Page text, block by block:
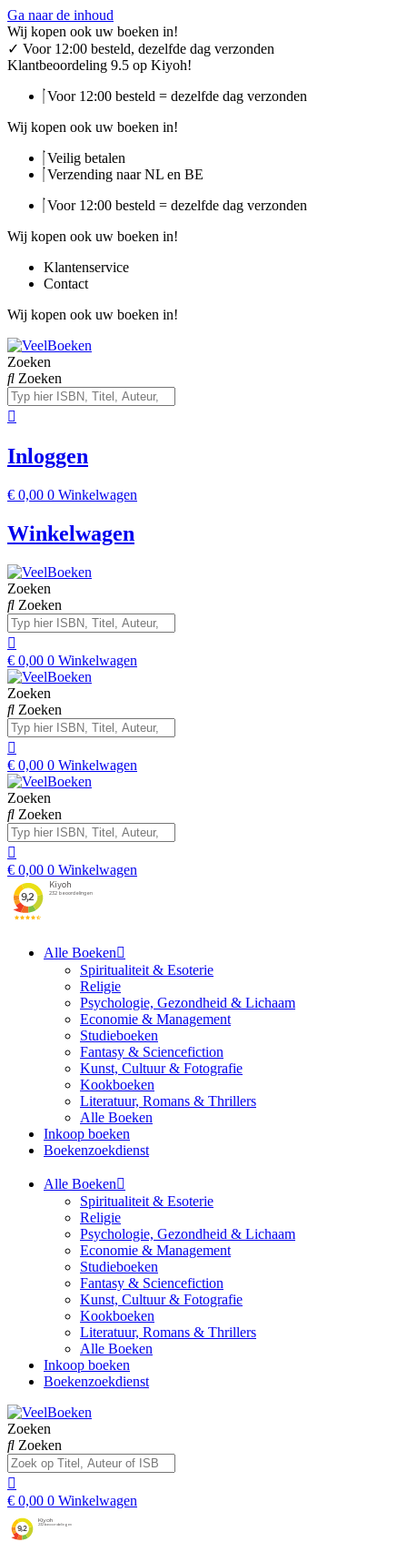
Ga naar de inhoud
Wij kopen ook uw boeken in!
✓ Voor 12:00 besteld, dezelfde dag verzonden
Klantbeoordeling 9.5 op Kiyoh!
Voor 12:00 besteld = dezelfde dag verzonden
Wij kopen ook uw boeken in!
Veilig betalen
Verzending naar NL en BE
Voor 12:00 besteld = dezelfde dag verzonden
Wij kopen ook uw boeken in!
Klantenservice
Contact
Wij kopen ook uw boeken in!
Zoeken
Zoeken
Inloggen
€ 0,00 0 Winkelwagen
Winkelwagen
Zoeken
Zoeken
€ 0,00 0 Winkelwagen
Zoeken
Zoeken
€ 0,00 0 Winkelwagen
Zoeken
Zoeken
€ 0,00 0 Winkelwagen
Alle Boeken
Spiritualiteit & Esoterie
Religie
Psychologie, Gezondheid & Lichaam
Economie & Management
Studieboeken
Fantasy & Sciencefiction
Kunst, Cultuur & Fotografie
Kookboeken
Literatuur, Romans & Thrillers
Alle Boeken
Inkoop boeken
Boekenzoekdienst
Alle Boeken
Spiritualiteit & Esoterie
Religie
Psychologie, Gezondheid & Lichaam
Economie & Management
Studieboeken
Fantasy & Sciencefiction
Kunst, Cultuur & Fotografie
Kookboeken
Literatuur, Romans & Thrillers
Alle Boeken
Inkoop boeken
Boekenzoekdienst
Zoeken
Zoeken
€ 0,00 0 Winkelwagen